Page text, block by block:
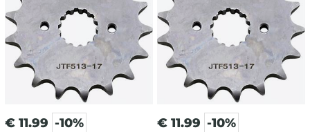
€ 11.99 -10% € 11.99 -10%